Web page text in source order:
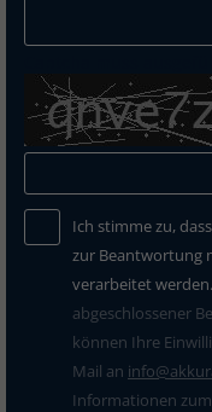
Ich stimme zu,
zur Beantwortung
verarbeitet werden.
abgeschlossener
können Ihre
Mail an
Informationen